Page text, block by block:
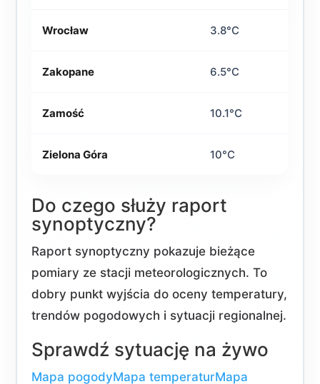
Wrocław 3.8°C
Zakopane 6.5°C
Zamość 10.1°C
Zielona Góra 10°C
Do czego służy raport
synoptyczny?
Raport synoptyczny pokazuje bieżące
pomiary ze stacji meteorologicznych. To
dobry punkt wyjścia do oceny temperatury,
trendów pogodowych i sytuacji regionalnej.
Sprawdź sytuację na żywo
Mapa pogodyMapa temperaturMapa